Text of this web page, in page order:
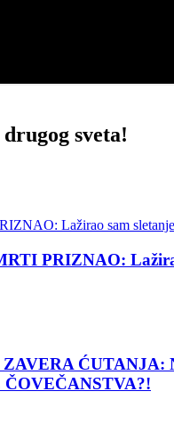
sveta!
PRIZNAO:
ĆUTANJA: